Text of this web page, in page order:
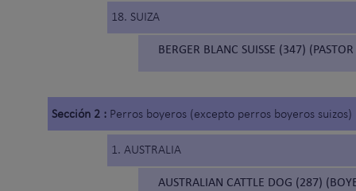
18. SUIZA
BERGER BLANC SUISSE (347)
Sección 2 : Perros boyeros (excepto perros boyeros suizos)
1. AUSTRALIA
AUSTRALIAN CATTLE DOG (287)